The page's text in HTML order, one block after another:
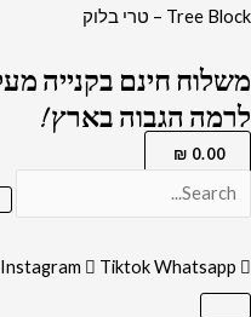
דילוג
Tree Block – טרי בלוק
לרמה הגבוה בארץ !
0.00
₪
Instagram TiktokWhatsapp
כמות
2387
-
תמונה
הרמב